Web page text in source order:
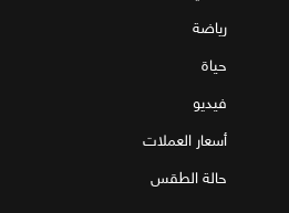
رياضة
حياة
فيديو
أسعار العملات
حالة الطقس